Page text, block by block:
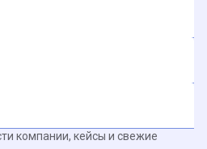
компании, кейсы и свежие